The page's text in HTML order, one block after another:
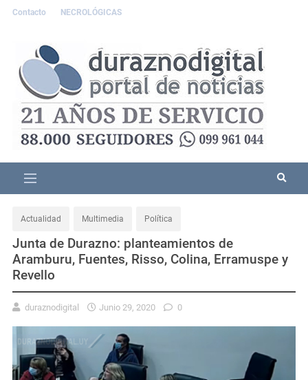
Contacto NECROLÓGICAS
Actualidad Multimedia Política
Junta de Durazno: planteamientos de
Aramburu, Fuentes, Risso, Colina, Erramuspe y
Revello
duraznodigital Junio 29, 2020 0